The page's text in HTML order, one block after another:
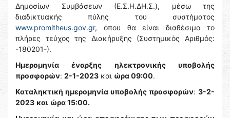
Δημοσίων Συμβάσεων (Ε.Σ.Η.ΔΗ.Σ.), μέσω της
διαδικτυακής πύλης του συστήματος
www.promitheus.gov.gr, όπου θα είναι διαθέσιμο το
πλήρες τεύχος της Διακήρυξης (Συστημικός Αριθμός:
-180201-).
Ημερομηνία έναρξης ηλεκτρονικής υποβολής
προσφορών: 2-1-2023 και ώρα 09:00.
Καταληκτική ημερομηνία υποβολής προσφορών: 3-2-
2023 και ώρα 15:00.